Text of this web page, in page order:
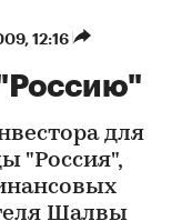
12:16
для
"Россия",
Шалвы